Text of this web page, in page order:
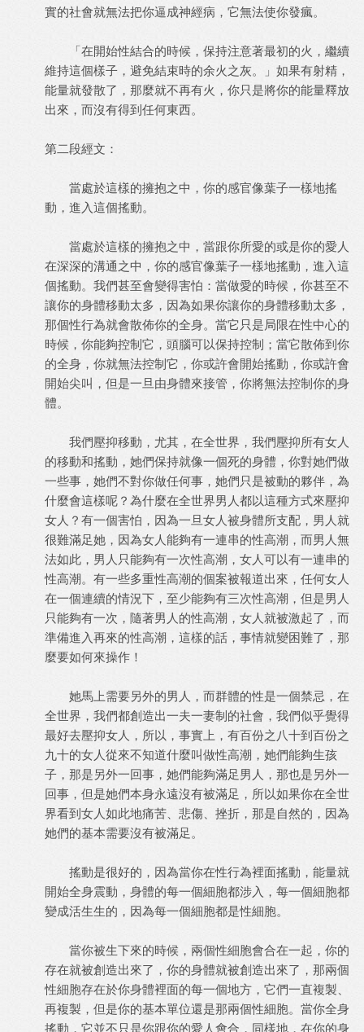
實的社會就無法把你逼成神經病，它無法使你發瘋。
「在開始性結合的時候，保持注意著最初的火，繼續
維持這個樣子，避免結束時的余火之灰。」如果有射精，
能量就發散了，那麼就不再有火，你只是將你的能量釋放
出來，而沒有得到任何東西。
第二段經文：
當處於這樣的擁抱之中，你的感官像葉子一樣地搖
動，進入這個搖動。
當處於這樣的擁抱之中，當跟你所愛的或是你的愛人
在深深的溝通之中，你的感官像葉子一樣地搖動，進入這
個搖動。我們甚至會變得害怕：當做愛的時候，你甚至不
讓你的身體移動太多，因為如果你讓你的身體移動太多，
那個性行為就會散佈你的全身。當它只是局限在性中心的
時候，你能夠控制它，頭腦可以保持控制；當它散佈到你
的全身，你就無法控制它，你或許會開始搖動，你或許會
開始尖叫，但是一旦由身體來接管，你將無法控制你的身
體。
我們壓抑移動，尤其，在全世界，我們壓抑所有女人
的移動和搖動，她們保持就像一個死的身體，你對她們做
一些事，她們不對你做任何事，她們只是被動的夥伴，為
什麼會這樣呢？為什麼在全世界男人都以這種方式來壓抑
女人？有一個害怕，因為一旦女人被身體所支配，男人就
很難滿足她，因為女人能夠有一連串的性高潮，而男人無
法如此，男人只能夠有一次性高潮，女人可以有一連串的
性高潮。有一些多重性高潮的個案被報道出來，任何女人
在一個連續的情況下，至少能夠有三次性高潮，但是男人
只能夠有一次，隨著男人的性高潮，女人就被激起了，而
準備進入再來的性高潮，這樣的話，事情就變困難了，那
麼要如何來操作！
她馬上需要另外的男人，而群體的性是一個禁忌，在
全世界，我們都創造出一夫一妻制的社會，我們似乎覺得
最好去壓抑女人，所以，事實上，有百份之八十到百份之
九十的女人從來不知道什麼叫做性高潮，她們能夠生孩
子，那是另外一回事，她們能夠滿足男人，那也是另外一
回事，但是她們本身永遠沒有被滿足，所以如果你在全世
界看到女人如此地痛苦、悲傷、挫折，那是自然的，因為
她們的基本需要沒有被滿足。
搖動是很好的，因為當你在性行為裡面搖動，能量就
開始全身震動，身體的每一個細胞都涉入，每一個細胞都
變成活生生的，因為每一個細胞都是性細胞。
當你被生下來的時候，兩個性細胞會合在一起，你的
存在就被創造出來了，你的身體就被創造出來了，那兩個
性細胞存在於你身體裡面的每一個地方，它們一直複製、
再複製，但是你的基本單位還是那兩個性細胞。當你全身
搖動，它並不只是你跟你的愛人會合，同樣地，在你的身